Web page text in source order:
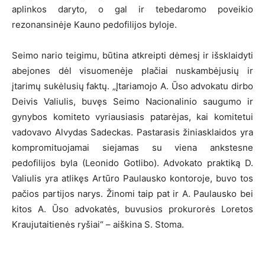
aplinkos daryto, o gal ir tebedaromo poveikio
rezonansinėje Kauno pedofilijos byloje.
Seimo nario teigimu, būtina atkreipti dėmesį ir išsklaidyti
abejones dėl visuomenėje plačiai nuskambėjusių ir
įtarimų sukėlusių faktų. „Įtariamojo A. Ūso advokatu dirbo
Deivis Valiulis, buvęs Seimo Nacionalinio saugumo ir
gynybos komiteto vyriausiasis patarėjas, kai komitetui
vadovavo Alvydas Sadeckas. Pastarasis žiniasklaidos yra
kompromituojamai siejamas su viena ankstesne
pedofilijos byla (Leonido Gotlibo). Advokato praktiką D.
Valiulis yra atlikęs Artūro Paulausko kontoroje, buvo tos
pačios partijos narys. Žinomi taip pat ir A. Paulausko bei
kitos A. Ūso advokatės, buvusios prokurorės Loretos
Kraujutaitienės ryšiai“ – aiškina S. Stoma.